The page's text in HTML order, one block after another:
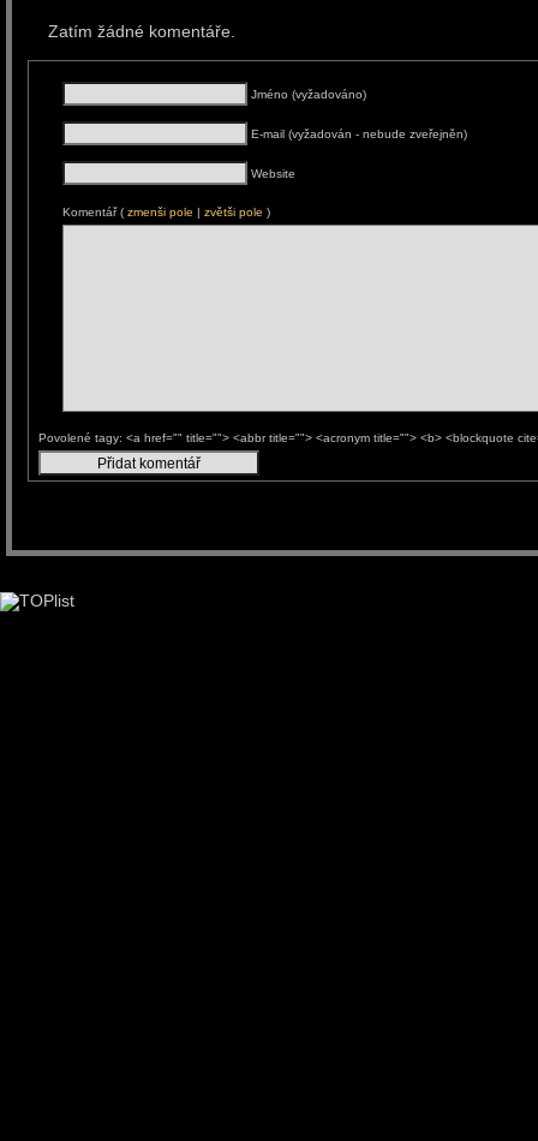
Zatím žádné komentáře.
Jméno (vyžadováno)
E-mail (vyžadován - nebude zveřejněn)
Website
Komentář ( zmenši pole | zvětši pole )
Povolené tagy: <a href="" title=""> <abbr title=""> <acronym title=""> <b> <blockquote